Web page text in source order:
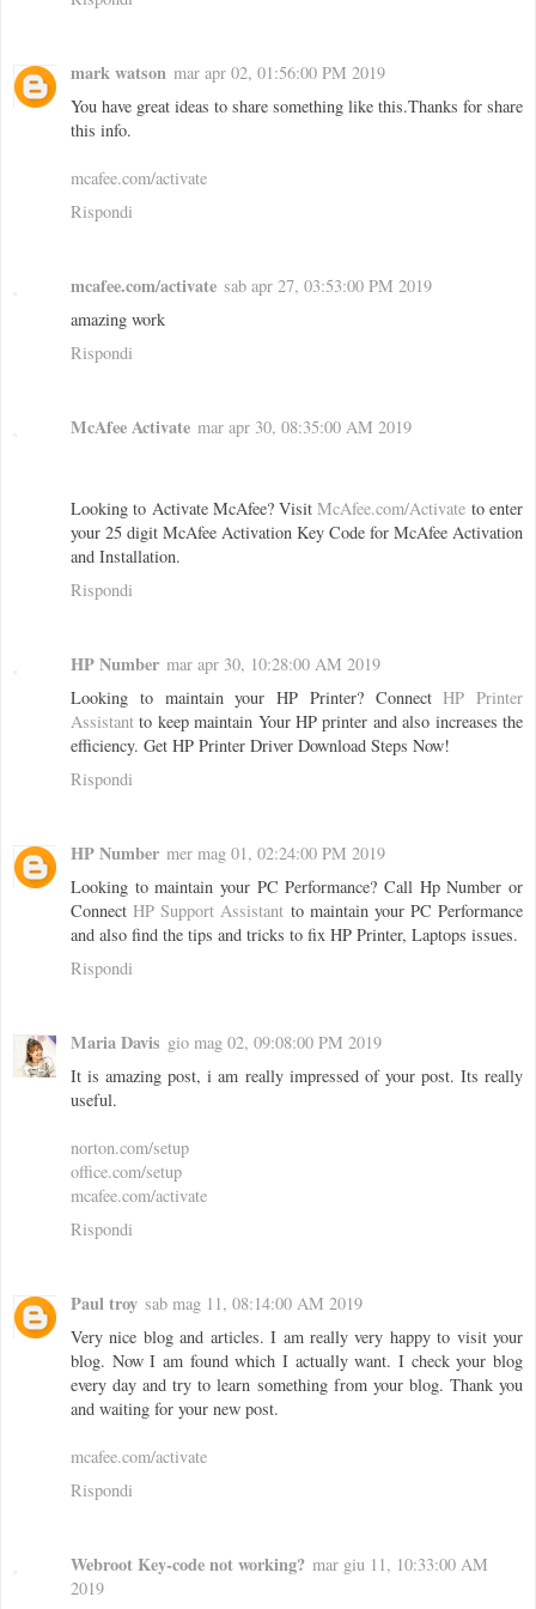
mark watson mar apr 02, 01:56:00 PM 2019
You have great ideas to share something like this.Thanks for share
this info.
mcafee.com/activate
Rispondi
mcafee.com/activate sab apr 27, 03:53:00 PM 2019
amazing work
Rispondi
McAfee Activate mar apr 30, 08:35:00 AM 2019
Looking to Activate McAfee? VisitMcAfee.com/Activate to enter
your 25 digit McAfee Activation Key Code for McAfee Activation
and Installation.
Rispondi
HP Number mar apr 30, 10:28:00 AM 2019
Looking to maintain your HP Printer? ConnectHP Printer
Assistant to keep maintain Your HP printer and also increases the
efficiency. Get HP Printer Driver Download Steps Now!
Rispondi
HP Number mer mag 01, 02:24:00 PM 2019
Looking to maintain your PC Performance? Call Hp Number or
ConnectHP Support Assistant to maintain your PC Performance
and also find the tips and tricks to fix HP Printer, Laptops issues.
Rispondi
Maria Davis gio mag 02, 09:08:00 PM 2019
It is amazing post, i am really impressed of your post. Its really
useful.
norton.com/setup
office.com/setup
mcafee.com/activate
Rispondi
Paul troy sab mag 11, 08:14:00 AM 2019
Very nice blog and articles. I am really very happy to visit your
blog. Now I am found which I actually want. I check your blog
every day and try to learn something from your blog. Thank you
and waiting for your new post.
mcafee.com/activate
Rispondi
Webroot Key-code not working? mar giu 11, 10:33:00 AM
2019